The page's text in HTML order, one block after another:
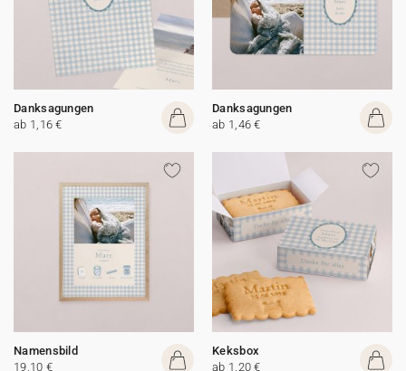
Danksagungen
ab 1,16 €
Danksagungen
ab 1,46 €
Namensbild
19,10 €
Keksbox
ab 1,20 €